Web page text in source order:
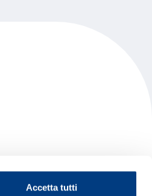
Accetta tutti